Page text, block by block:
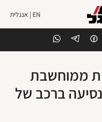
EN | אנגלית
ממוחשבת
ברכב של